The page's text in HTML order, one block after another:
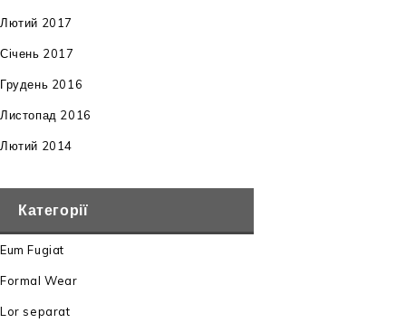
Лютий 2017
Січень 2017
Грудень 2016
Листопад 2016
Лютий 2014
Категорії
Eum Fugiat
Formal Wear
Lor separat